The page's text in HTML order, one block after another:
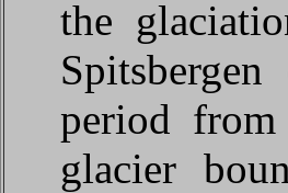
the
period from
glacier